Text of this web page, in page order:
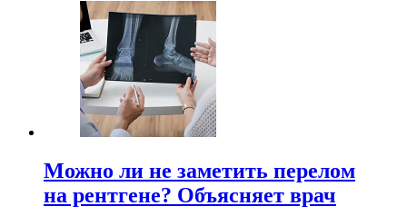
Можно ли не заметить перелом
на рентгене? Объясняет врач